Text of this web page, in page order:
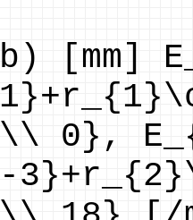
b) [mm]
\\ 0},
-